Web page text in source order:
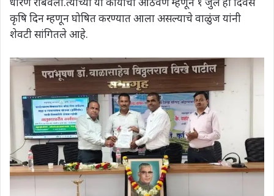
कृषि दिन म्हणून घोषित करण्यात आला असल्याचे वाळुंज यांनी
शेवटी सांगितले आहे.